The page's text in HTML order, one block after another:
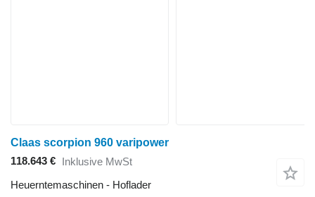
Claas scorpion 960 varipower
118.643 € Inklusive MwSt
Heuerntemaschinen - Hoflader